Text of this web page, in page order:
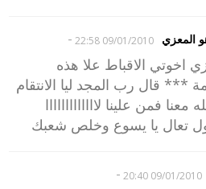
المعزي 09/01/2010 22:58
-
اخوتي الاقباط علا هذه
*** قال رب المجد ليا الانتقام
فمن علينا لااااااااااااا
تعال يا يسوع وخلص شعبك
09/01/2010 20:40
-